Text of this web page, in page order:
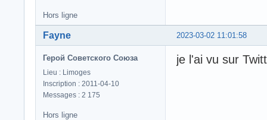
Hors ligne
2023-03-02 11:01:58
Fayne
Герой Советского Союза
Lieu : Limoges
Inscription : 2011-04-10
Messages : 2 175
je l'ai vu sur
Hors ligne